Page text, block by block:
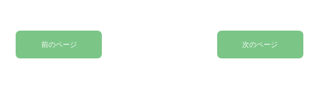
前のページ 次のページ